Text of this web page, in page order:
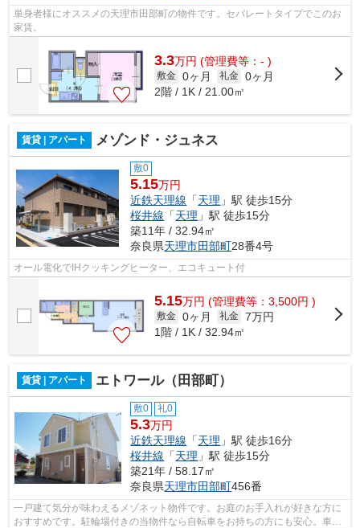
単身者様にオススメの天理市田部町の物件です。セパレートタイプでこのお
家賃。
3.3万円 (管理費等：- )
敷金 0ヶ月 礼金 0ヶ月
2階 / 1K / 21.00㎡
賃貸 | アパート メゾンド・ジュネス
敷0
5.15万円
近鉄天理線 「天理 」駅 徒歩15分
桜井線 「天理 」駅 徒歩15分
築11年 / 32.94㎡
奈良県天理市田部町28番4号
オール電化でIHクッキングヒーター、エコキュート付
5.15万円 (管理費等：3,500円 )
敷金 0ヶ月 礼金 7万円
1階 / 1K / 32.94㎡
賃貸 | アパート エトワール（田部町）
敷0 礼0
5.3万円
近鉄天理線 「天理 」駅 徒歩16分
桜井線 「天理 」駅 徒歩15分
築21年 / 58.17㎡
奈良県天理市田部町456番
一戸建て気分が味わえるメゾネット物件です。お庭のお手入れが好きな方に
おすすめです。駐輪場付きの当物件なら自転車をお持ちの方にも安心。車を